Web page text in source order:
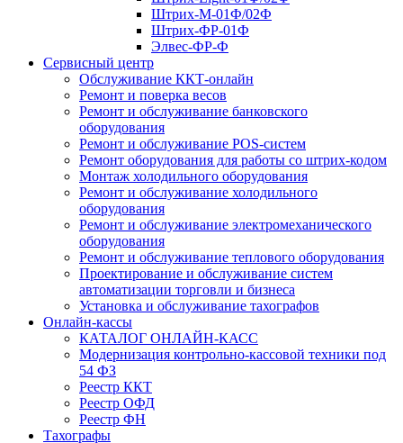
Штрих-М-01Ф/02Ф
Штрих-ФР-01Ф
Элвес-ФР-Ф
Сервисный центр
Обслуживание ККТ-онлайн
Ремонт и поверка весов
Ремонт и обслуживание банковского
оборудования
Ремонт и обслуживание POS-систем
Ремонт оборудования для работы со штрих-кодом
Монтаж холодильного оборудования
Ремонт и обслуживание холодильного
оборудования
Ремонт и обслуживание электромеханического
оборудования
Ремонт и обслуживание теплового оборудования
Проектирование и обслуживание систем
автоматизации торговли и бизнеса
Установка и обслуживание тахографов
Онлайн-кассы
КАТАЛОГ ОНЛАЙН-КАСС
Модернизация контрольно-кассовой техники под
54 ФЗ
Реестр ККТ
Реестр ОФД
Реестр ФН
Тахографы